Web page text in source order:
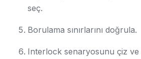
seç.
Borulama sınırlarını doğrula.
Interlock senaryosunu çiz ve